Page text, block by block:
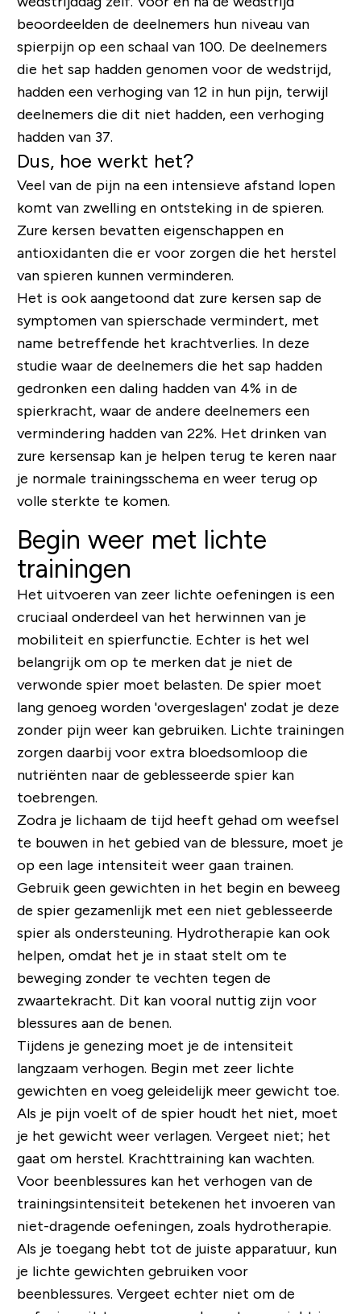
beoordeelden de deelnemers hun niveau van
spierpijn op een schaal van 100. De deelnemers
die het sap hadden genomen voor de wedstrijd,
hadden een verhoging van 12 in hun pijn, terwijl
deelnemers die dit niet hadden, een verhoging
hadden van 37.
Dus, hoe werkt het?
Veel van de pijn na een intensieve afstand lopen
komt van zwelling en ontsteking in de spieren.
Zure kersen bevatten eigenschappen en
antioxidanten die er voor zorgen die het herstel
van spieren kunnen verminderen.
Het is ook aangetoond dat zure kersen sap de
symptomen van spierschade vermindert, met
name betreffende het krachtverlies. In deze
studie waar de deelnemers die het sap hadden
gedronken een daling hadden van 4% in de
spierkracht, waar de andere deelnemers een
vermindering hadden van 22%. Het drinken van
zure kersensap kan je helpen terug te keren naar
je normale trainingsschema en weer terug op
volle sterkte te komen.
Begin weer met lichte
trainingen
Het uitvoeren van zeer lichte oefeningen is een
cruciaal onderdeel van het herwinnen van je
mobiliteit en spierfunctie. Echter is het wel
belangrijk om op te merken dat je niet de
verwonde spier moet belasten. De spier moet
lang genoeg worden 'overgeslagen' zodat je deze
zonder pijn weer kan gebruiken. Lichte trainingen
zorgen daarbij voor extra bloedsomloop die
nutriënten naar de geblesseerde spier kan
toebrengen.
Zodra je lichaam de tijd heeft gehad om weefsel
te bouwen in het gebied van de blessure, moet je
op een lage intensiteit weer gaan trainen.
Gebruik geen gewichten in het begin en beweeg
de spier gezamenlijk met een niet geblesseerde
spier als ondersteuning. Hydrotherapie kan ook
helpen, omdat het je in staat stelt om te
beweging zonder te vechten tegen de
zwaartekracht. Dit kan vooral nuttig zijn voor
blessures aan de benen.
Tijdens je genezing moet je de intensiteit
langzaam verhogen. Begin met zeer lichte
gewichten en voeg geleidelijk meer gewicht toe.
Als je pijn voelt of de spier houdt het niet, moet
je het gewicht weer verlagen. Vergeet niet; het
gaat om herstel. Krachttraining kan wachten.
Voor beenblessures kan het verhogen van de
trainingsintensiteit betekenen het invoeren van
niet-dragende oefeningen, zoals hydrotherapie.
Als je toegang hebt tot de juiste apparatuur, kun
je lichte gewichten gebruiken voor
beenblessures. Vergeet echter niet om de